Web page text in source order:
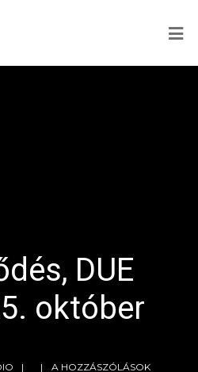
DUE
október
A HOZZÁSZÓLÁSOK